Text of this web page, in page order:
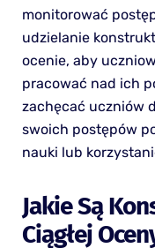
monitorować
udzielanie
ocenie, aby
pracować nad ich
zachęcać uczniów
swoich postępów
nauki lub
Jakie Są
Ciągłej